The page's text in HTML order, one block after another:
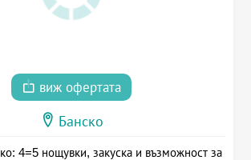
виж офертата
Банско
4=5 нощувки, закуска и възможност за